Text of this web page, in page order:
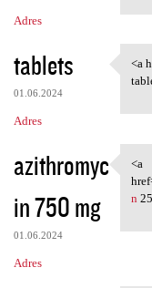
Adres
tablets
01.06.2024
Adres
<a
<a
azithromyc
in 750 mg
01.06.2024
Adres
<a
<a
n